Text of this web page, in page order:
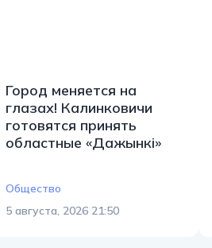
Город меняется на
глазах! Калинковичи
готовятся принять
областные «Дажынкі»
Общество
5 августа, 2026 21:50